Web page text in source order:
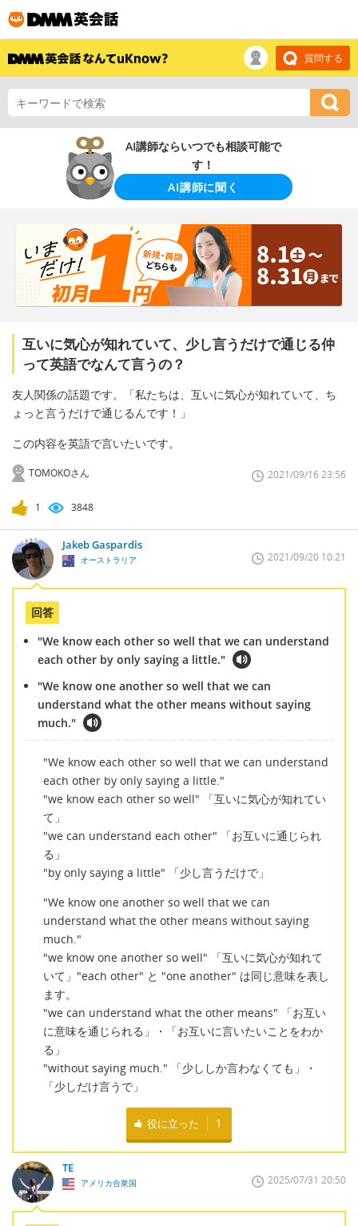
質問する
AI講師ならいつでも相談可能で
す！
AI講師に聞く
互いに気心が知れていて、少し言うだけで通じる仲
って英語でなんて言うの？
友人関係の話題です。「私たちは、互いに気心が知れていて、ち
ょっと言うだけで通じるんです！」
この内容を英語で言いたいです。
TOMOKOさん 2021/09/16 23:56
1 3848
Jakeb Gaspardis
オーストラリア 2021/09/20 10:21
回答
"We know each other so well that we can understand
each other by only saying a little."
"We know one another so well that we can
understand what the other means without saying
much."
"We know each other so well that we can understand
each other by only saying a little."
"we know each other so well" 「互いに気心が知れてい
て」
"we can understand each other" 「お互いに通じられ
る」
"by only saying a little" 「少し言うだけで」
"We know one another so well that we can
understand what the other means without saying
much."
"we know one another so well" 「互いに気心が知れて
いて」"each other" と "one another" は同じ意味を表し
ます。
"we can understand what the other means" 「お互い
に意味を通じられる」・「お互いに言いたいことをわか
る」
"without saying much." 「少ししか言わなくても」・
「少しだけ言うで」
役に立った 1
TE
アメリカ合衆国 2025/07/31 20:50